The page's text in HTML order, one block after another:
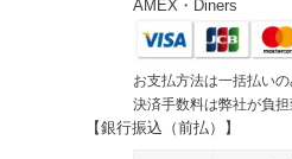
AMEX・Diners
お支払方法は一括払いの
決済手数料は弊社が負担
【銀行振込（前払）】